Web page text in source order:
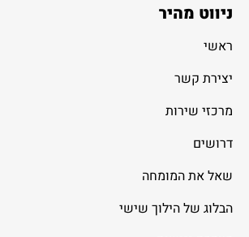
ניווט מהיר
ראשי
יצירת קשר
מרכזי שירות
דרושים
שאל את המומחה
הבלוג של הילוך שישי